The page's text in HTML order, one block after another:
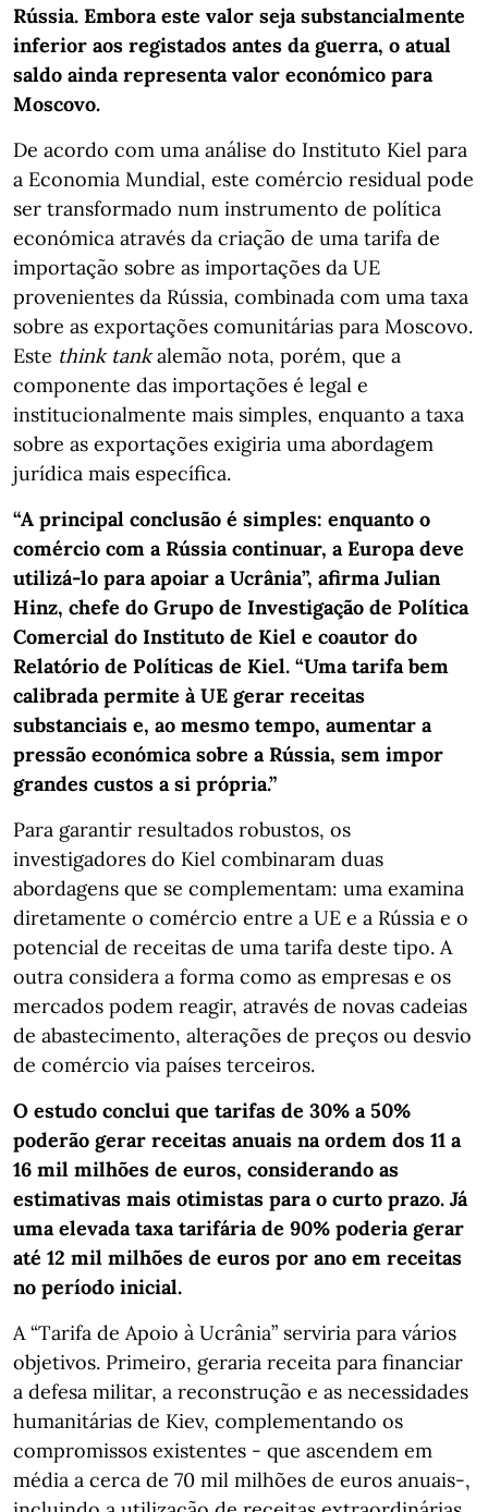
Rússia. Embora este valor seja substancialmente
inferior aos registados antes da guerra, o atual
saldo ainda representa valor económico para
Moscovo.
De acordo com uma análise do Instituto Kiel para
a Economia Mundial, este comércio residual pode
ser transformado num instrumento de política
económica através da criação de uma tarifa de
importação sobre as importações da UE
provenientes da Rússia, combinada com uma taxa
sobre as exportações comunitárias para Moscovo.
Este think tankalemão nota, porém, que a
componente das importações é legal e
institucionalmente mais simples, enquanto a taxa
sobre as exportações exigiria uma abordagem
jurídica mais específica.
“A principal conclusão é simples: enquanto o
comércio com a Rússia continuar, a Europa deve
utilizá-lo para apoiar a Ucrânia”, afirma Julian
Hinz, chefe do Grupo de Investigação de Política
Comercial do Instituto de Kiel e coautor do
Relatório de Políticas de Kiel. “Uma tarifa bem
calibrada permite à UE gerar receitas
substanciais e, ao mesmo tempo, aumentar a
pressão económica sobre a Rússia, sem impor
grandes custos a si própria.”
Para garantir resultados robustos, os
investigadores do Kiel combinaram duas
abordagens que se complementam: uma examina
diretamente o comércio entre a UE e a Rússia e o
potencial de receitas de uma tarifa deste tipo. A
outra considera a forma como as empresas e os
mercados podem reagir, através de novas cadeias
de abastecimento, alterações de preços ou desvio
de comércio via países terceiros.
O estudo conclui que tarifas de 30% a 50%
poderão gerar receitas anuais na ordem dos 11 a
16 mil milhões de euros, considerando as
estimativas mais otimistas para o curto prazo. Já
uma elevada taxa tarifária de 90% poderia gerar
até 12 mil milhões de euros por ano em receitas
no período inicial.
A “Tarifa de Apoio à Ucrânia” serviria para vários
objetivos. Primeiro, geraria receita para financiar
a defesa militar, a reconstrução e as necessidades
humanitárias de Kiev, complementando os
compromissos existentes - que ascendem em
média a cerca de 70 mil milhões de euros anuais-,